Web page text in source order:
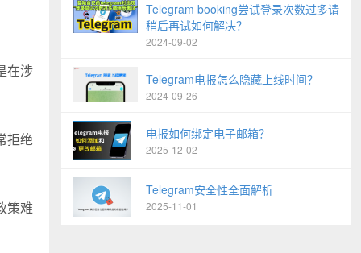
在涉
拒绝
策难
Telegram booking尝试登录次数过多请
稍后再试如何解决？
2024-09-02
Telegram电报怎么隐藏上线时间？
2024-09-26
电报如何绑定电子邮箱？
2025-12-02
Telegram安全性全面解析
2025-11-01